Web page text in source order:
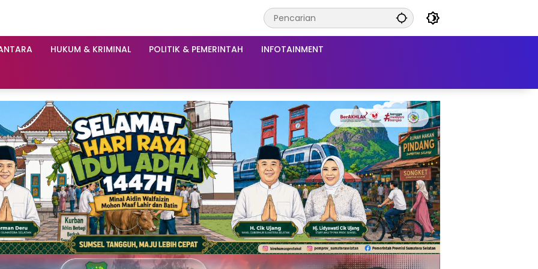
HUKUM & KRIMINAL POLITIK & PEMERINTAH INFOTAINMENT